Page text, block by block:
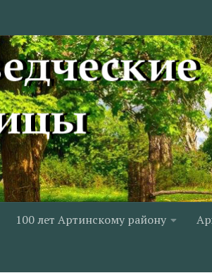
100 лет Артинскому району